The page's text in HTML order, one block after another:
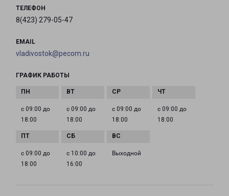
ТЕЛЕФОН
8(423) 279-05-47
EMAIL
vladivostok@pecom.ru
ГРАФИК РАБОТЫ
с 09:00 до
18:00
с 09:00 до
18:00
с 09:00 до
18:00
с 09:00 до
18:00
с 09:00 до
18:00
с 10:00 до
16:00
Выходной